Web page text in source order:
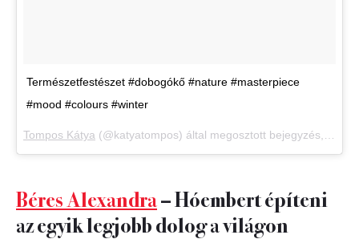
Természetfestészet #dobogókő #nature #masterpiece
#mood #colours #winter
Tompos Kátya (@katyatompos) által megosztott bejegyzés,
Béres Alexandra– Hóembert építeni
az egyik legjobb dolog a világon